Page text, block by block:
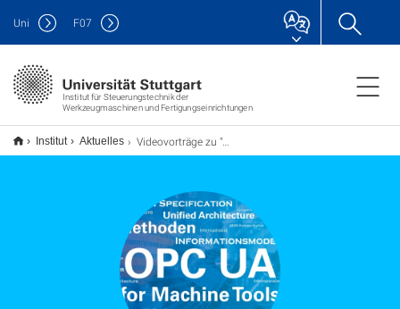
Institut für Steuerungstechnik der
Werkzeugmaschinen und Fertigungseinrichtungen
Uni F07
Institut Aktuelles Videovorträge zu "OPC UA for Machine Tools"